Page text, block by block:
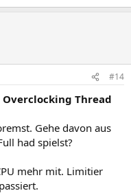
#14
Overclocking Thread
Gehe davon aus
had spielst?
mehr mit. Limitier